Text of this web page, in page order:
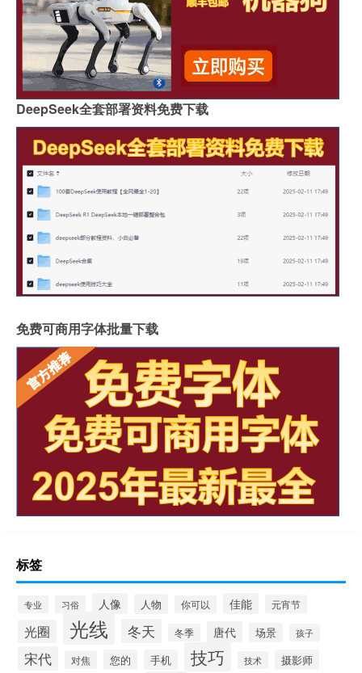
DeepSeek全套部署资料免费下载
免费可商用字体批量下载
标签
专业 习俗 人像 人物 你可以 佳能 元宵节
光圈 光线 冬天 冬季 唐代 场景 孩子
宋代 对焦 您的 手机 技巧 技术 摄影师